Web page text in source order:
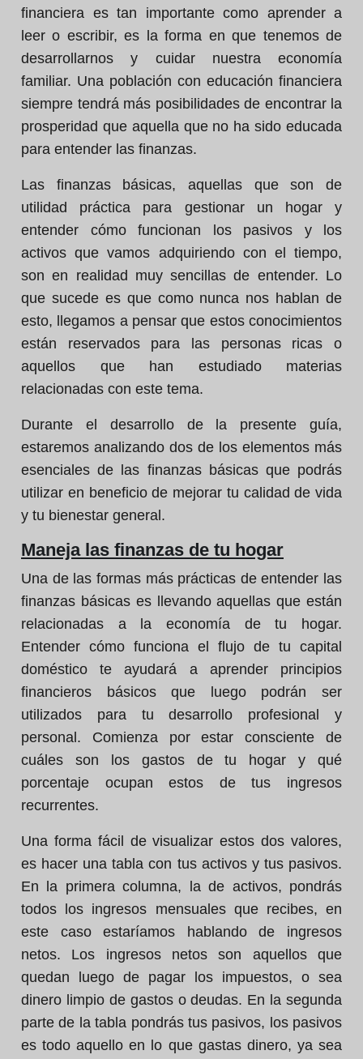
financiera es tan importante como aprender a
leer o escribir, es la forma en que tenemos de
desarrollarnos y cuidar nuestra economía
familiar. Una población con educación financiera
siempre tendrá más posibilidades de encontrar la
prosperidad que aquella que no ha sido educada
para entender las finanzas.
Las finanzas básicas, aquellas que son de
utilidad práctica para gestionar un hogar y
entender cómo funcionan los pasivos y los
activos que vamos adquiriendo con el tiempo,
son en realidad muy sencillas de entender. Lo
que sucede es que como nunca nos hablan de
esto, llegamos a pensar que estos conocimientos
están reservados para las personas ricas o
aquellos que han estudiado materias
relacionadas con este tema.
Durante el desarrollo de la presente guía,
estaremos analizando dos de los elementos más
esenciales de las finanzas básicas que podrás
utilizar en beneficio de mejorar tu calidad de vida
y tu bienestar general.
Maneja las finanzas de tu hogar
Una de las formas más prácticas de entender las
finanzas básicas es llevando aquellas que están
relacionadas a la economía de tu hogar.
Entender cómo funciona el flujo de tu capital
doméstico te ayudará a aprender principios
financieros básicos que luego podrán ser
utilizados para tu desarrollo profesional y
personal. Comienza por estar consciente de
cuáles son los gastos de tu hogar y qué
porcentaje ocupan estos de tus ingresos
recurrentes.
Una forma fácil de visualizar estos dos valores,
es hacer una tabla con tus activos y tus pasivos.
En la primera columna, la de activos, pondrás
todos los ingresos mensuales que recibes, en
este caso estaríamos hablando de ingresos
netos. Los ingresos netos son aquellos que
quedan luego de pagar los impuestos, o sea
dinero limpio de gastos o deudas. En la segunda
parte de la tabla pondrás tus pasivos, los pasivos
es todo aquello en lo que gastas dinero, ya sea